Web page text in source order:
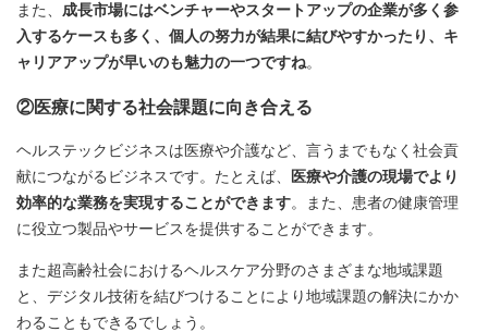
また、 成長市場にはベンチャーやスタートアップの企業が多く参
入するケースも多く、個人の努力が結果に結びやすかったり、キ
ャリアアップが早いのも魅力の一つですね。
②医療に関する社会課題に向き合える
ヘルステックビジネスは医療や介護など、言うまでもなく社会貢
献につながるビジネスです。たとえば、
医療や介護の現場でより
効率的な業務を実現することができます。また、患者の健康管理
に役立つ製品やサービスを提供することができます。
また超高齢社会におけるヘルスケア分野のさまざまな地域課題
と、デジタル技術を結びつけることにより地域課題の解決にかか
わることもできるでしょう。